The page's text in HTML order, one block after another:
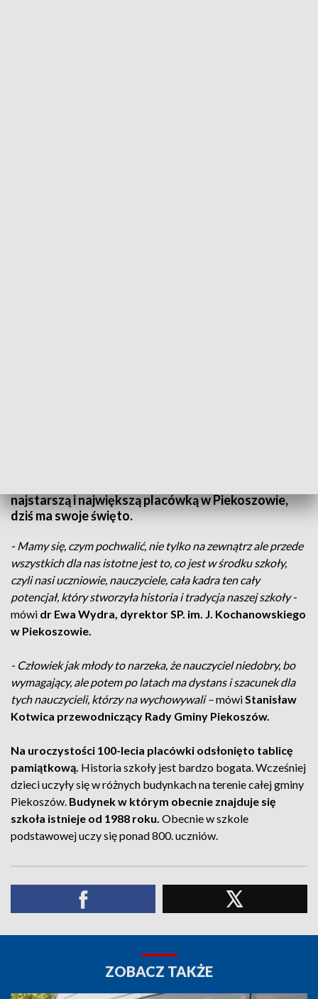
najstarszą i największą placówką w Piekoszowie,
dziś ma swoje święto.
- Mamy się, czym pochwalić, nie tylko na zewnątrz ale przede
wszystkich dla nas istotne jest to, co jest w środku szkoły,
czyli nasi uczniowie, nauczyciele, cała kadra ten cały
potencjał, który stworzyła historia i tradycja naszej szkoły -
mówi dr Ewa Wydra, dyrektor SP. im. J. Kochanowskiego
w Piekoszowie.
- Człowiek jak młody to narzeka, że nauczyciel niedobry, bo
wymagający, ale potem po latach ma dystans i szacunek dla
tych nauczycieli, którzy na wychowywali –mówiStanisław
Kotwica przewodniczący Rady Gminy Piekoszów.
Na uroczystości 100-lecia placówki odsłonięto tablicę
pamiątkową. Historia szkoły jest bardzo bogata. Wcześniej
dzieci uczyły się w różnych budynkach na terenie całej gminy
Piekoszów. Budynek w którym obecnie znajduje się
szkoła istnieje od 1988 roku. Obecnie w szkole
podstawowej uczy się ponad 800. uczniów.
ZOBACZ TAKŻE